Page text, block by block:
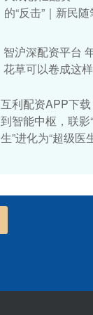
的“反击”｜新民随
智沪深配资平台
花草可以卷成这
互利配资APP下
到智能中枢，联影
生”进化为“超级医